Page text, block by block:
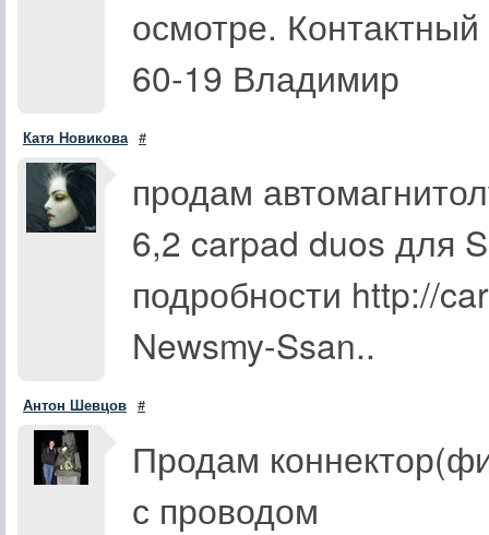
осмотре.
60-19 Владимир
Катя Новикова #
продам
6,2 carpad duos для
подробности http://
Newsmy-Ssan..
Антон Шевцов #
Продам
с проводом